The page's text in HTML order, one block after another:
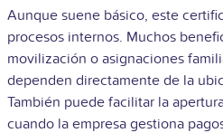
Aunque suene básico, este
procesos internos. Muchos
movilización o asignaciones
dependen directamente de la
También puede facilitar la
cuando la empresa gestiona